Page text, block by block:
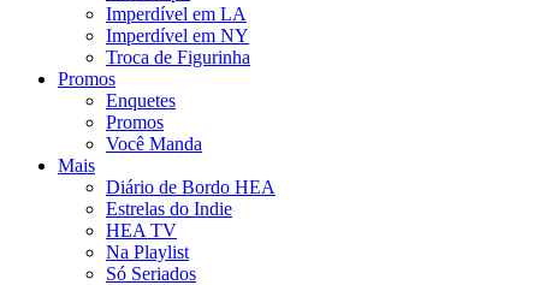
Imperdível em LA
Imperdível em NY
Troca de Figurinha
Promos
Enquetes
Promos
Você Manda
Mais
Diário de Bordo HEA
Estrelas do Indie
HEA TV
Na Playlist
Só Seriados